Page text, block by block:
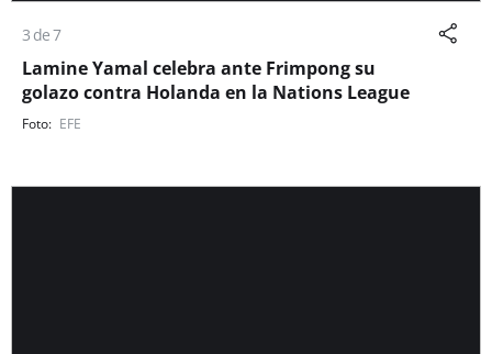
3 de 7
Lamine Yamal celebra ante Frimpong su
golazo contra Holanda en la Nations League
EFE